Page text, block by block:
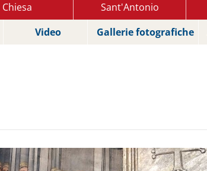
Chiesa Sant'Antonio
Video Gallerie fotografiche